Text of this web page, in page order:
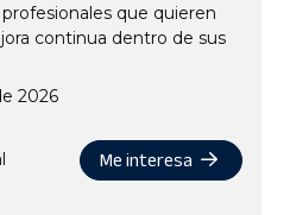
que quieren
continua dentro de sus
2026
Me interesa